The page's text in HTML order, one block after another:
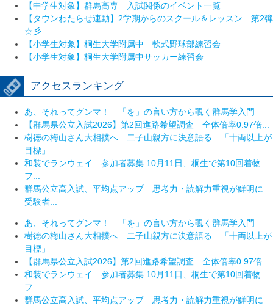
【中学生対象】群馬高専 入試関係のイベント一覧
【タウンわたらせ連動】2学期からのスクール＆レッスン 第2弾
☆彡
【小学生対象】桐生大学附属中 軟式野球部練習会
【小学生対象】桐生大学附属中サッカー練習会
アクセスランキング
あ、それってグンマ！ 「を」の言い方から覗く群馬学入門
【群馬県公立入試2026】第2回進路希望調査 全体倍率0.97倍...
樹徳の梅山さん大相撲へ 二子山親方に決意語る 「十両以上が
目標」
和装でランウェイ 参加者募集 10月11日、桐生で第10回着物
フ...
群馬公立高入試、平均点アップ 思考力・読解力重視が鮮明に
受験者...
あ、それってグンマ！ 「を」の言い方から覗く群馬学入門
樹徳の梅山さん大相撲へ 二子山親方に決意語る 「十両以上が
目標」
【群馬県公立入試2026】第2回進路希望調査 全体倍率0.97倍...
和装でランウェイ 参加者募集 10月11日、桐生で第10回着物
フ...
群馬公立高入試、平均点アップ 思考力・読解力重視が鮮明に